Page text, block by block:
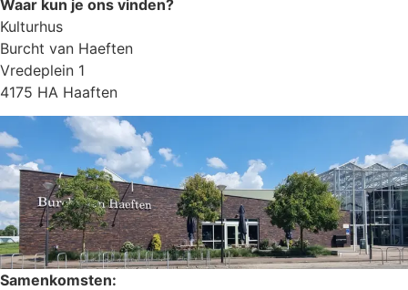
Waar kun je ons vinden?
Kulturhus
Burcht van Haeften
Vredeplein 1
4175 HA Haaften
Samenkomsten: